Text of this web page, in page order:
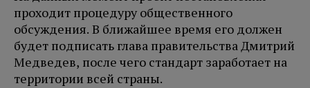
проходит процедуру общественного
обсуждения. В ближайшее время его должен
будет подписать глава правительства Дмитрий
Медведев, после чего стандарт заработает на
территории всей страны.